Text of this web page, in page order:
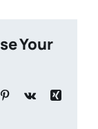
Your
Pinterest
Vk
Xing